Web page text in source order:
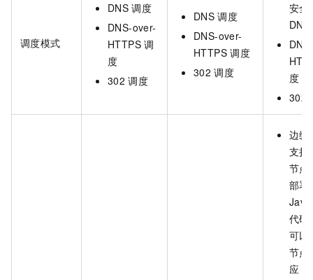
调度模式
DNS 调度
DNS-over-
HTTPS 调
度
302 调度
DNS 调度
DNS-over-
HTTPS 调度
302 调度
安全
DNS
度
302
边缘
支持
节点
部署
代码
可以
节点
应，